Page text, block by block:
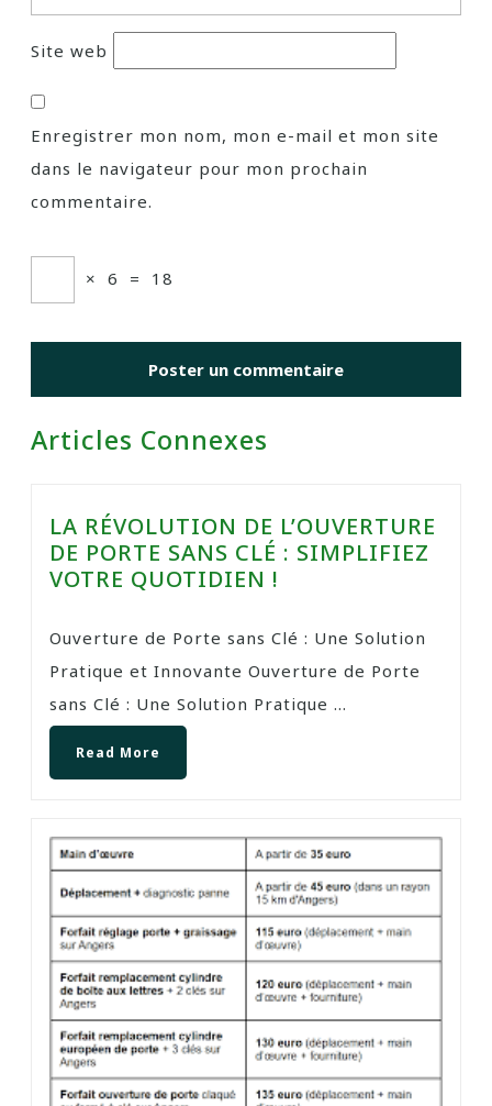
Site web
Enregistrer mon nom, mon e-mail et mon site
dans le navigateur pour mon prochain
commentaire.
× 6 = 18
Articles Connexes
LA RÉVOLUTION DE L’OUVERTURE
DE PORTE SANS CLÉ : SIMPLIFIEZ
VOTRE QUOTIDIEN !
Ouverture de Porte sans Clé : Une Solution
Pratique et Innovante Ouverture de Porte
sans Clé : Une Solution Pratique ...
Read More